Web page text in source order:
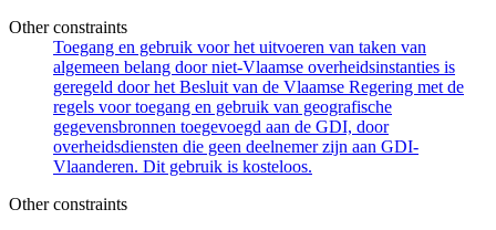
Other constraints
Toegang en gebruik voor het uitvoeren van taken van
algemeen belang door niet-Vlaamse overheidsinstanties is
geregeld door het Besluit van de Vlaamse Regering met de
regels voor toegang en gebruik van geografische
gegevensbronnen toegevoegd aan de GDI, door
overheidsdiensten die geen deelnemer zijn aan GDI-
Vlaanderen. Dit gebruik is kosteloos.
Other constraints